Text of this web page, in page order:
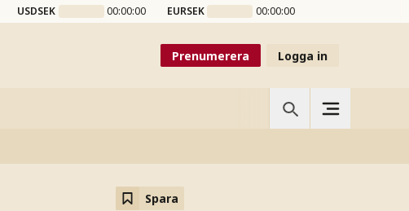
USDSEK 00:00:00 EURSEK 00:00:00
Prenumerera Logga in
Spara